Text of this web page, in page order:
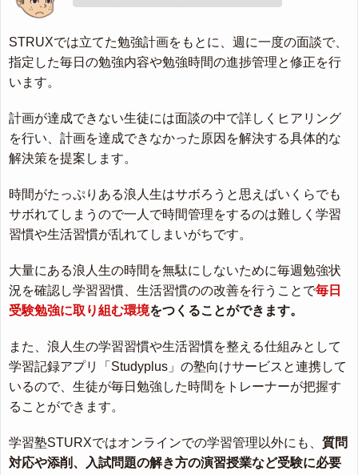
STRUXでは立てた勉強計画をもとに、週に一度の面談で、
指定した毎日の勉強内容や勉強時間の進捗管理と修正を行
います。
計画が達成できない生徒には面談の中で詳しくヒアリング
を行い、計画を達成できなかった原因を解決する具体的な
解決策を提案します。
時間がたっぷりある浪人生はサボろうと思えばいくらでも
サボれてしまうので一人で時間管理をするのは難しく学習
習慣や生活習慣が乱れてしまいがちです。
大量にある浪人生の時間を無駄にしないために毎週勉強状
況を確認し学習習慣、生活習慣のの改善を行うことで毎日
受験勉強に取り組む環境をつくることができます。
また、浪人生の学習習慣や生活習慣を整える仕組みとして
学習記録アプリ「Studyplus」の塾向けサービスと連携して
いるので、生徒が毎日勉強した時間をトレーナーが把握す
ることができます。
学習塾STURXではオンラインでの学習管理以外にも、 質問
対応や添削、入試問題の解き方の演習授業など受験に必要